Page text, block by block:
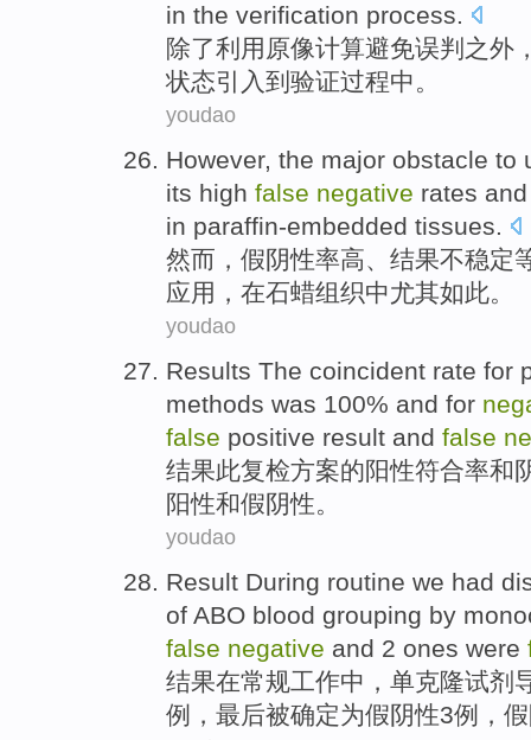
in the verification process.
除了利用 原像计算避免误判之外
状态引入到 验证过程中。
youdao
However, the major obstacle to
its high false negative rates
in paraffin-embedded tissues.
然而 ， 假阴性率高、 结果不稳定
应用 ， 在石蜡组织中尤其如此。
youdao
Results The coincident rate for
methods was 100% and for
false positive result and false
结果此复检方案的阳性符合率和
阳性和假阴性。
youdao
Result During routine we had
of ABO blood grouping by
false negative and 2 ones were
结果在常规工作中， 单克隆试剂
例 ，最后被确定为假阴性3例，